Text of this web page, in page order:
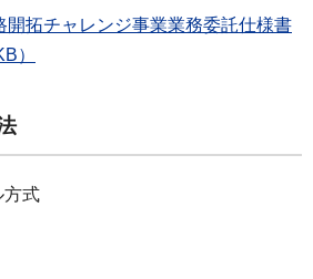
開拓チャレンジ事業業務委託仕様書
）
式